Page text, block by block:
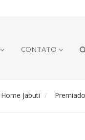
CONTATO
Home Jabuti